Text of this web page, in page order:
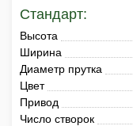
Стандарт:
Высота
Ширина
Диаметр прутка
Цвет
Привод
Число створок